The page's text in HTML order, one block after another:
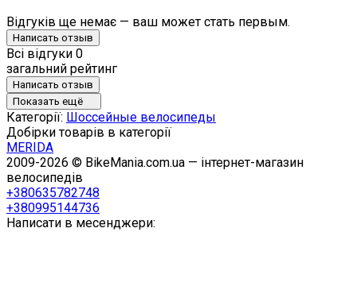
Відгуків ще немає — ваш может стать первым.
Написать отзыв
Всі відгуки 0
загальний рейтинг
Написать отзыв
Показать ещё
Категорії: Шоссейные велосипеды
Добірки товарів в категорії
MERIDA
2009-2026 © BikeMania.com.ua — інтернет-магазин
велосипедів
+380635782748
+380995144736
Написати в месенджери: